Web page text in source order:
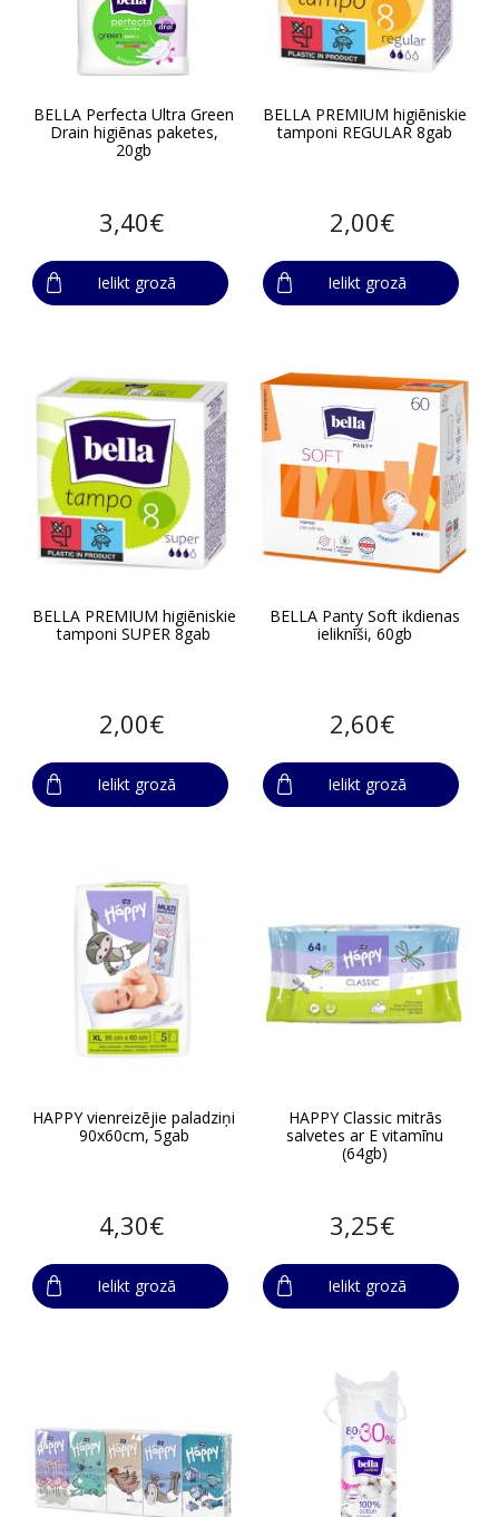
BELLA Perfecta Ultra Green
Drain higiēnas paketes,
20gb
3,40€
Ielikt grozā
BELLA PREMIUM higiēniskie
tamponi REGULAR 8gab
2,00€
Ielikt grozā
BELLA PREMIUM higiēniskie
tamponi SUPER 8gab
2,00€
Ielikt grozā
BELLA Panty Soft ikdienas
ieliknīši, 60gb
2,60€
Ielikt grozā
HAPPY vienreizējie paladziņi
90x60cm, 5gab
4,30€
Ielikt grozā
HAPPY Classic mitrās
salvetes ar E vitamīnu
(64gb)
3,25€
Ielikt grozā